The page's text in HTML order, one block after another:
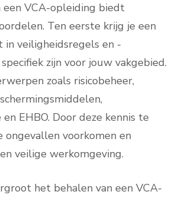
een VCA-opleiding biedt
Ten eerste krijg je een
in veiligheidsregels en -
zijn voor jouw vakgebied.
zoals risicobeheer,
EHBO. Door deze kennis te
ongevallen voorkomen en
veilige werkomgeving.
het behalen van een VCA-